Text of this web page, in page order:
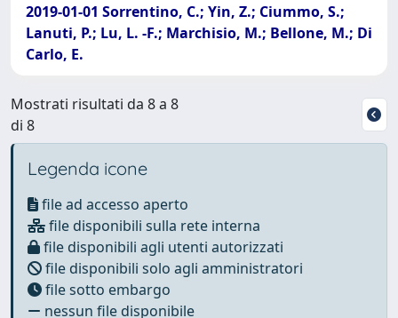
2019-01-01 Sorrentino, C.; Yin, Z.; Ciummo, S.;
Lanuti, P.; Lu, L. -F.; Marchisio, M.; Bellone, M.; Di
Carlo, E.
Mostrati risultati da 8 a 8
di 8
Legenda icone
file ad accesso aperto
file disponibili sulla rete interna
file disponibili agli utenti autorizzati
file disponibili solo agli amministratori
file sotto embargo
nessun file disponibile